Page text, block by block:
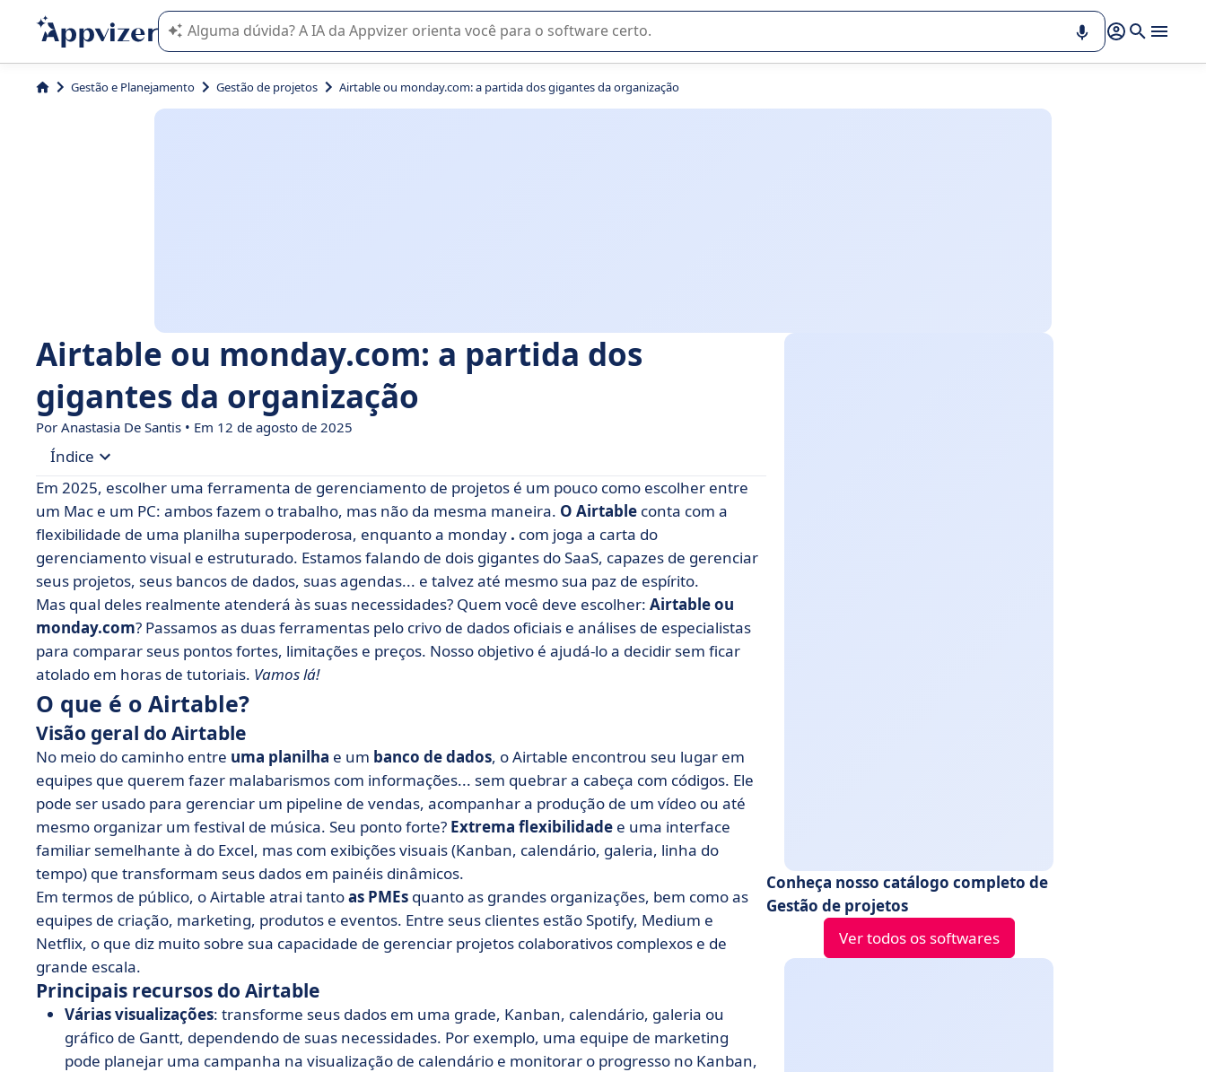
A IA do Appvizer o orienta no uso ou na seleção de software SaaS para sua empresa.
Gestão e Planejamento Gestão de projetos Airtable ou monday.com: a partida dos gigantes da organização
Airtable ou monday.com: a partida dos
gigantes da organização
Por Anastasia De Santis • Em 12 de agosto de 2025
Índice
• O que é o Airtable?
• O que é a monday.com?
• Airtable x Monday.com: comparação de recursos
• Airtable vs monday.com: compare preços
• Airtable vs Monday.com: compare as integrações
• Quando você deve escolher o Airtable ou o Monday.com?
• Perguntas frequentes sobre o Airtable vs. Monday.com
Em 2025, escolher uma ferramenta de gerenciamento de projetos é um pouco como escolher entre
um Mac e um PC: ambos fazem o trabalho, mas não da mesma maneira. O Airtable conta com a
flexibilidade de uma planilha superpoderosa, enquanto a monday . com joga a carta do
gerenciamento visual e estruturado. Estamos falando de dois gigantes do SaaS, capazes de gerenciar
seus projetos, seus bancos de dados, suas agendas... e talvez até mesmo sua paz de espírito.
Mas qual deles realmente atenderá às suas necessidades? Quem você deve escolher: Airtable ou
monday.com? Passamos as duas ferramentas pelo crivo de dados oficiais e análises de especialistas
para comparar seus pontos fortes, limitações e preços. Nosso objetivo é ajudá-lo a decidir sem ficar
atolado em horas de tutoriais. Vamos lá!
O que é o Airtable?
Visão geral do Airtable
No meio do caminho entre uma planilha e um banco de dados, o Airtable encontrou seu lugar em
equipes que querem fazer malabarismos com informações... sem quebrar a cabeça com códigos. Ele
pode ser usado para gerenciar um pipeline de vendas, acompanhar a produção de um vídeo ou até
mesmo organizar um festival de música. Seu ponto forte? Extrema flexibilidade e uma interface
familiar semelhante à do Excel, mas com exibições visuais (Kanban, calendário, galeria, linha do
tempo) que transformam seus dados em painéis dinâmicos.
Em termos de público, o Airtable atrai tantoas PMEs quanto as grandes organizações, bem como as
equipes de criação, marketing, produtos e eventos. Entre seus clientes estão Spotify, Medium e
Netflix, o que diz muito sobre sua capacidade de gerenciar projetos colaborativos complexos e de
grande escala.
Principais recursos do Airtable
Várias visualizações: transforme seus dados em uma grade, Kanban, calendário, galeria ou
gráfico de Gantt, dependendo de suas necessidades. Por exemplo, uma equipe de marketing
pode planejar uma campanha na visualização de calendário e monitorar o progresso no Kanban,
Conheça nosso catálogo completo de
Gestão de projetos
Ver todos os softwares